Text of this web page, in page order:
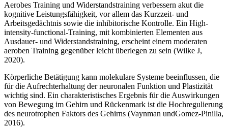
Aerobes Training und Widerstandstraining verbessern akut die
kognitive Leistungsfähigkeit, vor allem das Kurzzeit- und
Arbeitsgedächtnis sowie die inhibitorische Kontrolle. Ein High-
intensity-functional-Training, mit kombinierten Elementen aus
Ausdauer- und Widerstandstraining, erscheint einem moderaten
aeroben Training gegenüber leicht überlegen zu sein (Wilke J,
2020).
Körperliche Betätigung kann molekulare Systeme beeinflussen, die
für die Aufrechterhaltung der neuronalen Funktion und Plastizität
wichtig sind. Ein charakteristisches Ergebnis für die Auswirkungen
von Bewegung im Gehirn und Rückenmark ist die Hochregulierung
des neurotrophen Faktors des Gehirns (Vaynman undGomez-Pinilla,
2016).